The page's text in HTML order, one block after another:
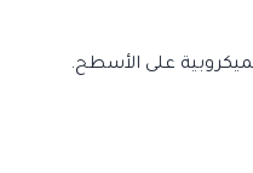
على الأسطح.